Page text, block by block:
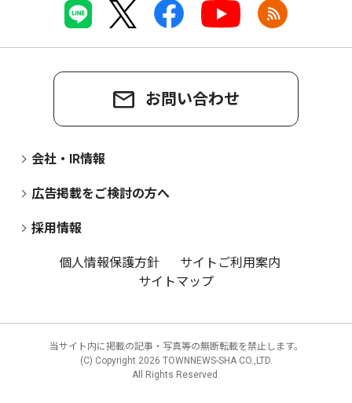
お問い合わせ
会社・IR情報
広告掲載をご検討の方へ
採用情報
個人情報保護方針
サイトご利用案内
サイトマップ
当サイト内に掲載の記事・写真等の無断転載を禁止します。
(C) Copyright 2026 TOWNNEWS-SHA CO.,LTD.
All Rights Reserved.